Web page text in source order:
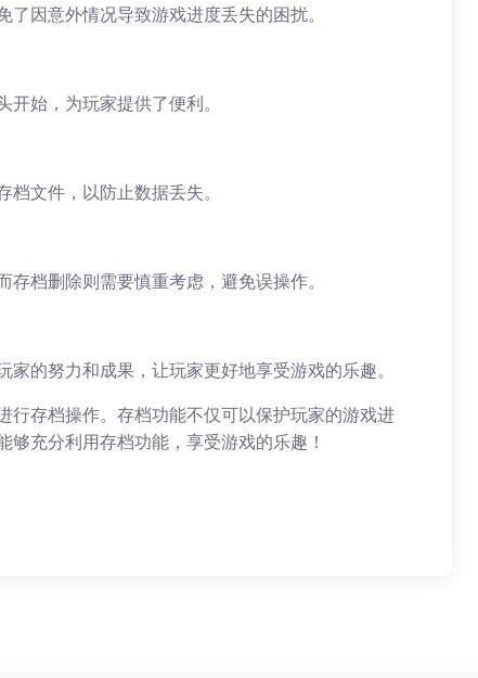
因意外情况导致游戏进度丢失的困扰。
始，为玩家提供了便利。
文件，以防止数据丢失。
档删除则需要慎重考虑，避免误操作。
的努力和成果，让玩家更好地享受游戏的乐趣。
行存档操作。存档功能不仅可以保护玩家的游戏进
充分利用存档功能，享受游戏的乐趣！